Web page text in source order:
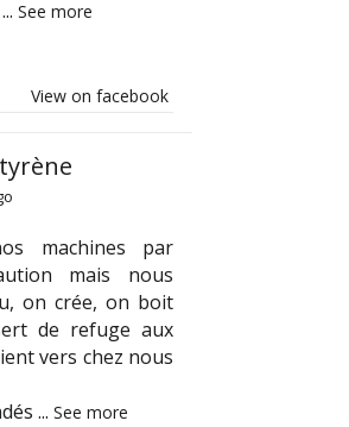
... See more
View on facebook
machines par
mais nous
on crée, on boit
de refuge aux
vers chez nous
... See more